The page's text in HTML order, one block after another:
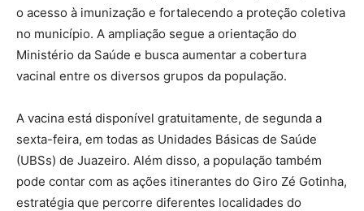
o acesso à imunização e fortalecendo a proteção coletiva
no município. A ampliação segue a orientação do
Ministério da Saúde e busca aumentar a cobertura
vacinal entre os diversos grupos da população.
A vacina está disponível gratuitamente, de segunda a
sexta-feira, em todas as Unidades Básicas de Saúde
(UBSs) de Juazeiro. Além disso, a população também
pode contar com as ações itinerantes do Giro Zé Gotinha,
estratégia que percorre diferentes localidades do